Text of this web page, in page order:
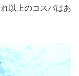
以上のコスパはあ